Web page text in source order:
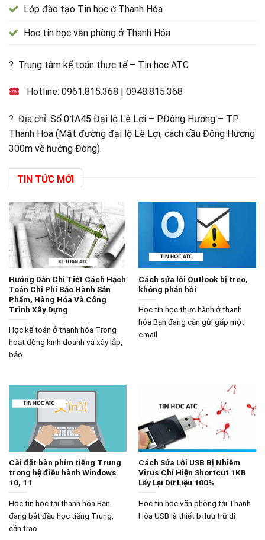
Lớp đào tạo Tin học ở Thanh Hóa
Học tin học văn phòng ở Thanh Hóa
? Trung tâm kế toán thực tế – Tin học ATC
Hotline:0961.815.368 |0948.815.368
? Địa chỉ: Số 01A45 Đại lộ Lê Lợi – P.Đông Hương – TP
Thanh Hóa (Mặt đường đại lộ Lê Lợi, cách cầu Đông Hương
300m về hướng Đông).
TIN TỨC MỚI
Hướng Dẫn Chi Tiết Cách Hạch
Toán Chi Phí Bảo Hành Sản
Phẩm, Hàng Hóa Và Công
Trình Xây Dựng
Học kế toán ở thanh hóa Trong
hoạt động kinh doanh và xây lắp,
bảo
Cách sửa lỗi Outlook bị treo,
không phản hồi
Học tin học thực hành ở thanh
hóa Bạn đang cần gửi gấp một
email
Cài đặt bàn phím tiếng Trung
trong hệ điều hành Windows
10, 11
Học tin học tại thanh hóa Bạn
đang bắt đầu học tiếng Trung,
cần trao
Cách Sửa Lỗi USB Bị Nhiễm
Virus Chỉ Hiện Shortcut 1KB
Lấy Lại Dữ Liệu 100%
Học tin học văn phòng tại Thanh
Hóa USB là thiết bị lưu trữ di